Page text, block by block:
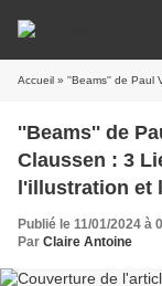
Accueil » ''Beams'' de Paul Verlaine, introduit par Sophus Claussen : 3 Liens
''Beams'' de
Claussen : 3
l'illustration et
''Beams,
silence'', un très éclairant article de Pascal
Maillard; 3) persée.fr article de Jean-Louis
Publié le 11/01/2024 à
Par Claire Antoine